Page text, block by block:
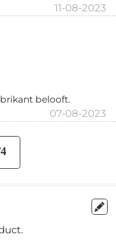
11-08-2023
belooft.
07-08-2023